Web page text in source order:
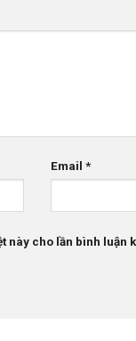
Email*
cho lần bình luận